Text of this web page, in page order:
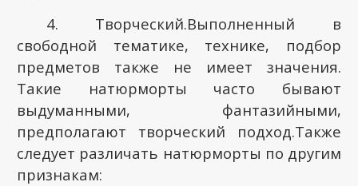
4. Творческий.Выполненный в
свободной тематике, технике, подбор
предметов также не имеет значения.
Такие натюрморты часто бывают
выдуманными, фантазийными,
предполагают творческий подход.Также
следует различать натюрморты по другим
признакам: